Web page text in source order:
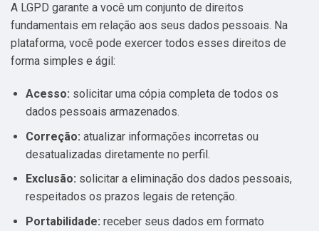
A LGPD garante a você um conjunto de direitos
fundamentais em relação aos seus dados pessoais. Na
plataforma, você pode exercer todos esses direitos de
forma simples e ágil:
Acesso: solicitar uma cópia completa de todos os
dados pessoais armazenados.
Correção: atualizar informações incorretas ou
desatualizadas diretamente no perfil.
Exclusão: solicitar a eliminação dos dados pessoais,
respeitados os prazos legais de retenção.
Portabilidade: receber seus dados em formato